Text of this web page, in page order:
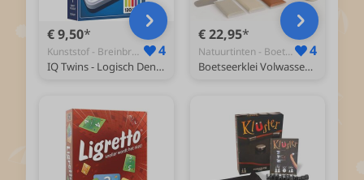
€ 9,50
Kunststof - Breinbreker 4
IQ Twins - Logisch Denkspel & Reispuzzel - 120 Opdrachten met Tweelingstukken - Educatief Solospel - Vanaf 7 Jaar
€ 22,95
Natuurtinten - Boetseerklei 4
Boetseerklei Volwassenen Set - 13pcs - Home Deco Pakket Volwassenen - Luchthardende Klei in Natuurtinten - Boetseerklei Gereedschap - Inspiratieboek inbegrepen - Home Deco Knutselpakket voor Volwassenen - Joya Creative